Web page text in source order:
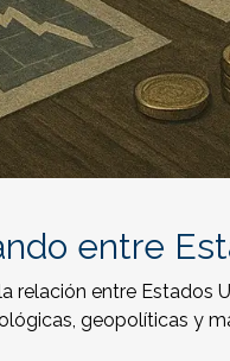
entre
la relación entre
geopolíticas y